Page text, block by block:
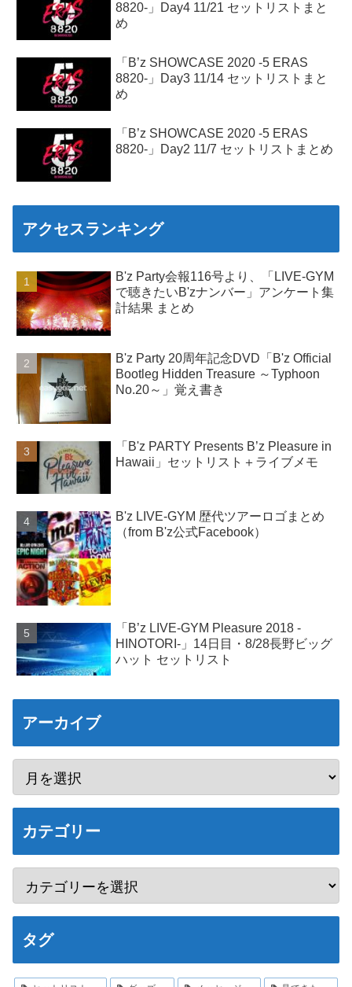
8820-」Day4 11/21 セットリストまと
め
「B’z SHOWCASE 2020 -5 ERAS
8820-」Day3 11/14 セットリストまと
め
「B’z SHOWCASE 2020 -5 ERAS
8820-」Day2 11/7 セットリストまとめ
アクセスランキング
B'z Party会報116号より、「LIVE-GYM
で聴きたいB'zナンバー」アンケート集
計結果 まとめ
B'z Party 20周年記念DVD「B'z Official
Bootleg Hidden Treasure ～Typhoon
No.20～」覚え書き
「B'z PARTY Presents B’z Pleasure in
Hawaii」セットリスト＋ライブメモ
B'z LIVE-GYM 歴代ツアーロゴまとめ
（from B'z公式Facebook）
「B’z LIVE-GYM Pleasure 2018 -
HINOTORI-」14日目・8/28長野ビッグ
ハット セットリスト
アーカイブ
カテゴリー
タグ